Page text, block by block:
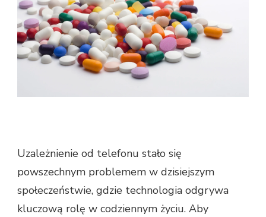
Uzależnienie od telefonu stało się
powszechnym problemem w dzisiejszym
społeczeństwie, gdzie technologia odgrywa
kluczową rolę w codziennym życiu. Aby